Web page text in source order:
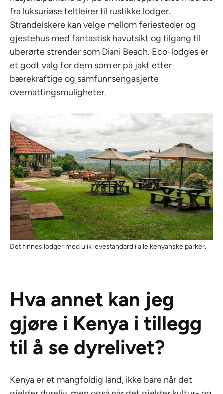
fra luksuriøse teltleirer til rustikke lodger.
Strandelskere kan velge mellom feriesteder og
gjestehus med fantastisk havutsikt og tilgang til
uberørte strender som Diani Beach. Eco-lodges er
et godt valg for dem som er på jakt etter
bærekraftige og samfunnsengasjerte
overnattingsmuligheter.
Det finnes lodger med ulik levestandard i alle kenyanske parker.
Hva annet kan jeg
gjøre i Kenya i tillegg
til å se dyrelivet?
Kenya er et mangfoldig land, ikke bare når det